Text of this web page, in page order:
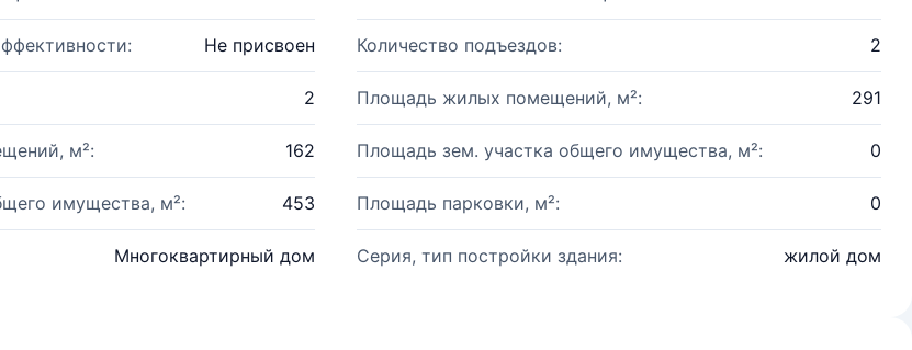
Не присвоен Количество подъездов: 2
2 Площадь жилых помещений, м²: 291
м²: 162 Площадь зем. участка общего имущества, м²: 0
имущества, м²: 453 Площадь парковки, м²: 0
Многоквартирный дом Серия, тип постройки здания: жилой дом